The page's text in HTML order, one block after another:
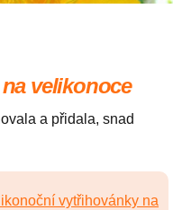
velikonoce
a přidala, snad
vytřihovánky na